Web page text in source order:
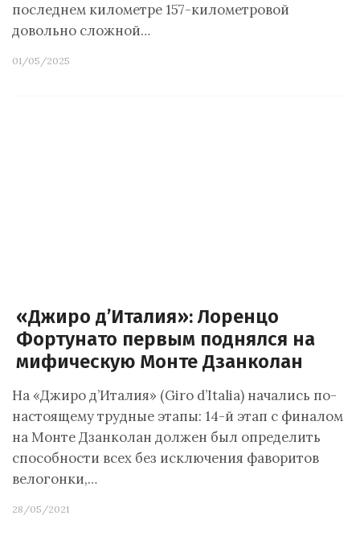
последнем километре 157-километровой
довольно сложной…
01/05/2025
«Джиро д’Италия»: Лоренцо
Фортунато первым поднялся на
мифическую Монте Дзанколан
На «Джиро д’Италия» (Giro d’Italia) начались по-
настоящему трудные этапы: 14-й этап с финалом
на Монте Дзанколан должен был определить
способности всех без исключения фаворитов
велогонки,…
28/05/2021